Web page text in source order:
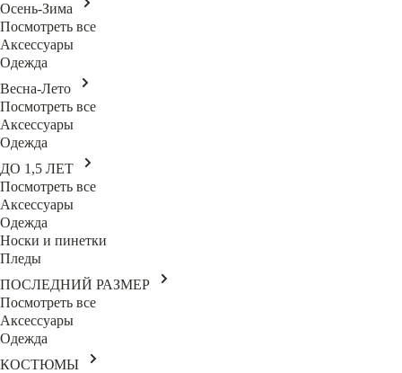
Осень-Зима
Посмотреть все
Аксессуары
Одежда
Весна-Лето
Посмотреть все
Аксессуары
Одежда
ДО 1,5 ЛЕТ
Посмотреть все
Аксессуары
Одежда
Носки и пинетки
Пледы
ПОСЛЕДНИЙ РАЗМЕР
Посмотреть все
Аксессуары
Одежда
КОСТЮМЫ